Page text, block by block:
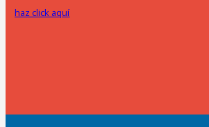
haz click aquí